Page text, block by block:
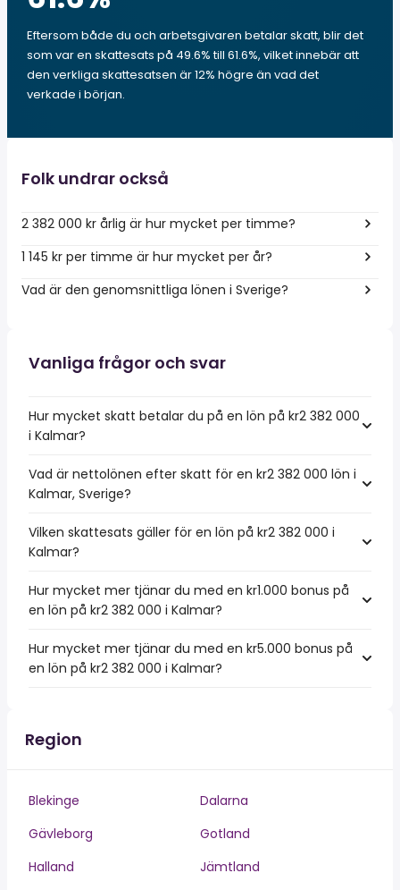
Eftersom både du och arbetsgivaren betalar skatt, blir det
som var en skattesats på 49.6% till 61.6%, vilket innebär att
den verkliga skattesatsen är 12% högre än vad det
verkade i början.
Folk undrar också
2 382 000 kr årlig är hur mycket per timme?
1 145 kr per timme är hur mycket per år?
Vad är den genomsnittliga lönen i Sverige?
Vanliga frågor och svar
Hur mycket skatt betalar du på en lön på kr2 382 000
i Kalmar?
Vad är nettolönen efter skatt för en kr2 382 000 lön i
Kalmar, Sverige?
Vilken skattesats gäller för en lön på kr2 382 000 i
Kalmar?
Hur mycket mer tjänar du med en kr1.000 bonus på
en lön på kr2 382 000 i Kalmar?
Hur mycket mer tjänar du med en kr5.000 bonus på
en lön på kr2 382 000 i Kalmar?
Region
Blekinge
Dalarna
Gävleborg
Gotland
Halland
Jämtland